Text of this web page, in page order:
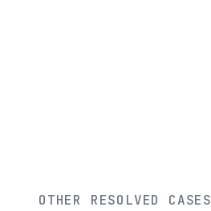
OTHER RESOLVED CASES